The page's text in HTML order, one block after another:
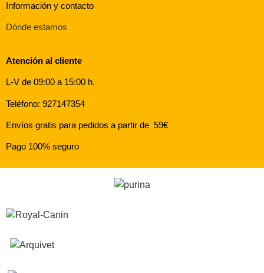
Información y contacto
Dónde estamos
Atención al cliente
L-V de 09:00 a 15:00 h.
Teléfono: 927147354
Envíos gratis para pedidos a partir de 59€
Pago 100% seguro